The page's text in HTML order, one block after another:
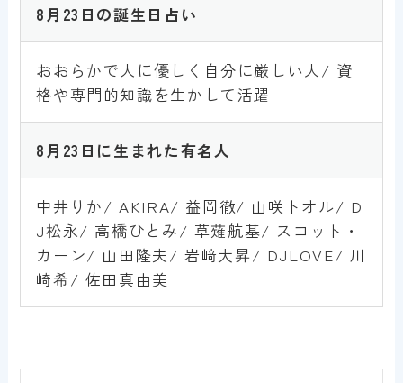
8月23日 の誕生日占い
おおらかで人に優しく自分に厳しい人/ 資
格や専門的知識を生かして活躍
8月23 日 に生まれた有名人
中井りか/ AKIRA/ 益岡徹/ 山咲トオル/ D
J松永/ 高橋ひとみ/ 草薙航基/ スコット・
カーン/ 山田隆夫/ 岩﨑大昇/ DJLOVE/ 川
崎希/ 佐田真由美